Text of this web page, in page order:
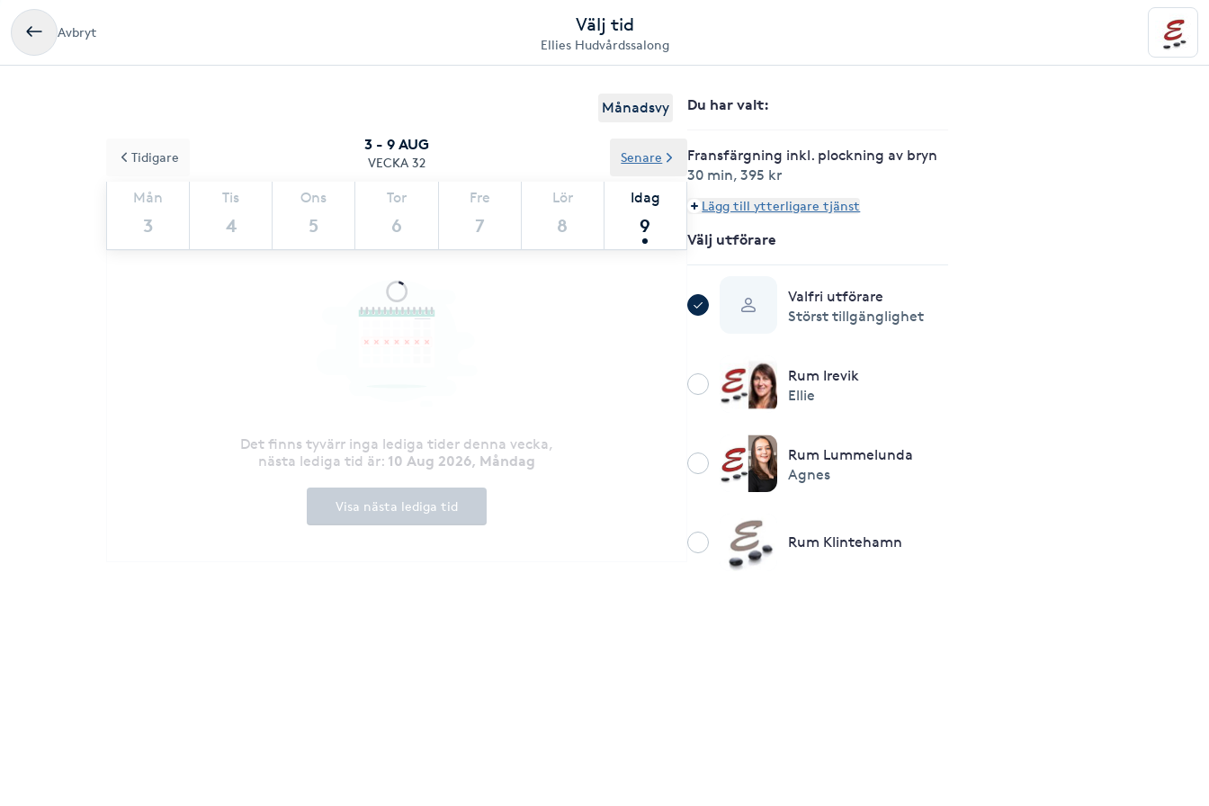
Avbryt Välj tid
Ellies Hudvårdssalong
Månadsvy
3 - 9 AUG
VECKA 32
Mån
3
Tis
4
Ons
5
Tor
6
Fre
7
Lör
8
Idag
9
Tidigare Senare
Det finns tyvärr inga lediga tider denna vecka,
nästa lediga tid är: 10 Aug 2026, Måndag
Visa nästa lediga tid
Du har valt:
Fransfärgning inkl. plockning av bryn
30 min,395 kr
Lägg till ytterligare tjänst
Välj utförare
Valfri utförare
Störst tillgänglighet
Rum Irevik
Ellie
Rum Lummelunda
Agnes
Rum Klintehamn